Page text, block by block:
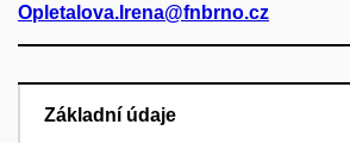
Opletalova.Irena@fnbrno.cz
Základní údaje